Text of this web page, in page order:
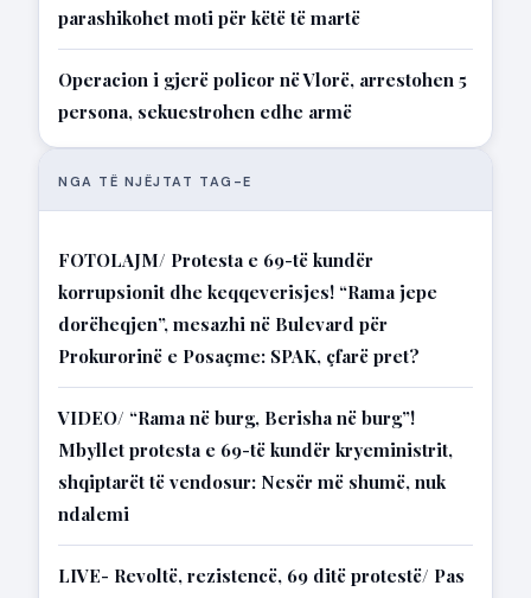
parashikohet moti për këtë të martë
Operacion i gjerë policor në Vlorë, arrestohen 5
persona, sekuestrohen edhe armë
NGA TË NJËJTAT TAG-E
FOTOLAJM/ Protesta e 69-të kundër
korrupsionit dhe keqqeverisjes! “Rama jepe
dorëheqjen”, mesazhi në Bulevard për
Prokurorinë e Posaçme: SPAK, çfarë pret?
VIDEO/ “Rama në burg, Berisha në burg”!
Mbyllet protesta e 69-të kundër kryeministrit,
shqiptarët të vendosur: Nesër më shumë, nuk
ndalemi
LIVE- Revoltë, rezistencë, 69 ditë protestë/ Pas